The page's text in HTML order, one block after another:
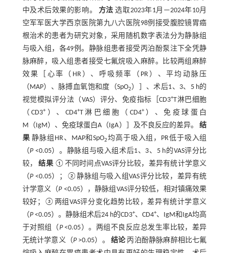
中及术后效果的影响。 方法 选取2023年1月—2024年10月
空军军医大学西京医院第九八六医院98例接受腹腔镜胃癌
根治术的患者为研究对象，采用随机数字表法分为静脉组
与吸入组，各49例。静脉组患者接受丙泊酚泵注下全凭静
脉麻醉，吸入组患者接受七氟烷吸入麻醉。比较两组麻醉
效果［心率（HR）、呼吸频率（PR）、平均动脉压
（MAP）、脉搏血氧饱和度（SpO2 ）］、术后1、3、5 h的
视觉模拟评分法（VAS）评分、免疫指标［CD3+T淋巴细胞
（CD3+）、CD4+T淋巴细胞（CD4+）、免疫球蛋白
M（IgM）、免疫球蛋白A（IgA）］及不良反应的差异。结
果 静脉组HR、MAP和SpO2均高于吸入组，PR低于吸入组
（P<0.05）。静脉组与吸入组术后1、3、5 h的VAS评分比
较，结果①不同时间点VAS评分比较，差异有统计学意义
（P<0.05）；②静脉组与吸入组VAS评分比较，差异有统
计学意义（P<0.05），静脉组VAS评分较低，相对镇痛效果
较好；③两组VAS评分变化趋势比较，差异有统计学意义
（P<0.05）。静脉组术后24 h的CD3+、CD4+、IgM和IgA均高
于对照组（ P<0.05）。两组不良反应总发生率比较，差异
无统计学意义（P>0.05）。 结论丙泊酚静脉麻醉相比七氟